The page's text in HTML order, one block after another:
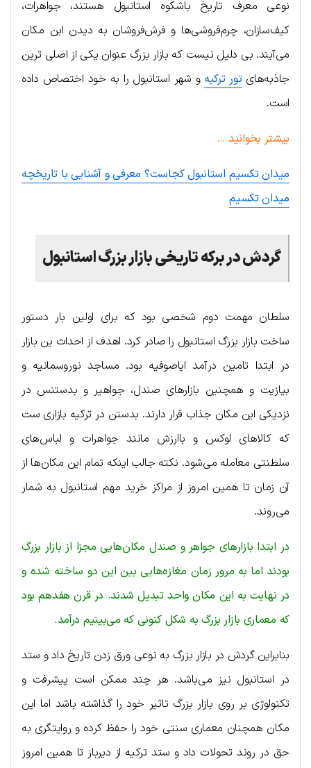
نوعی معرف تاریخ باشکوه استانبول هستند، جواهرات،
کیف‌سازان، چرم‌فروشی‌ها و فرش‌فروشان به دیدن این مکان
می‌آیند. بی دلیل نیست که بازار بزرگ عنوان یکی از اصلی ترین
جاذبه‌هایتور ترکیه و شهر استانبول را به خود اختصاص داده
است.
بیشتر بخوانید …
میدان تکسیم استانبول کجاست؟ معرفی و آشنایی با تاریخچه
میدان تکسیم
گردش در برکه تاریخی بازار بزرگ استانبول
سلطان مهمت دوم شخصی بود که برای اولین بار دستور
ساخت بازار بزرگ استانبول را صادر کرد. اهدف از احداث ین بازار
در ابتدا تامین درآمد ایاصوفیه بود. مساجد نوروسمانیه و
بیازیت و همچنین بازارهای صندل، جواهیر و بدستنس در
نزدیکی این مکان جذاب قرار دارند. بدستن در ترکیه بازاری ست
که کالاهای لوکس و باارزش مانند جواهرات و لباس‌های
سلطنتی معامله می‌شود. نکته جالب اینکه تمام این مکان‌ها از
آن زمان تا همین امروز از مراکز خرید مهم استانبول به شمار
می‌روند.
در ابتدا بازارهای جواهر و صندل مکان‎‌هایی مجزا از بازار بزرگ
بودند اما به مرور زمان مغازه‌هایی بین این دو ساخته شده و
در نهایت به این مکان واحد تبدیل شدند. در قرن هفدهم بود
که معماری بازار بزرگ به شکل کنونی که می‌بینیم درآمد.
بنابراین گردش در بازار بزرگ به نوعی ورق زدن تاریخ داد و ستد
در استانبول نیز می‌باشد. هر چند ممکن است پیشرفت و
تکنولوژی بر روی بازار بزرگ تاثیر خود را گذاشته باشد اما این
مکان همچنان معماری سنتی خود را حفظ کرده و روایتگری به
حق در روند تحولات داد و ستد ترکیه از دیرباز تا همین امروز